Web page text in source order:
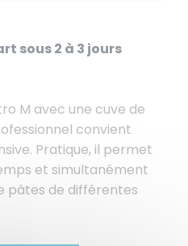
sous 2 à 3 jours
M avec une cuve de
convient
Pratique, il permet
et simultanément
pâtes de différentes